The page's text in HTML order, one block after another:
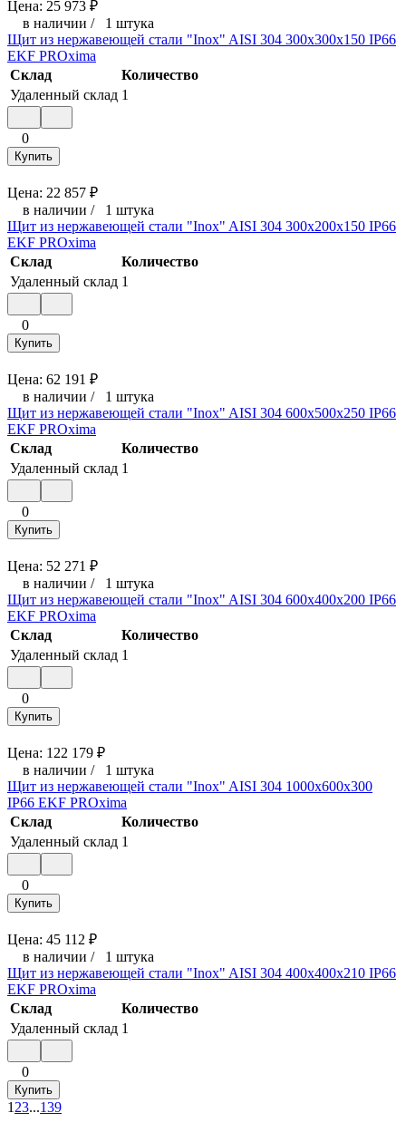
Цена: 25 973 ₽
в наличии / 1 штука
Щит из нержавеющей стали "Inox" AISI 304 300х300х150 IP66
EKF PROxima
Склад
Количество
Удаленный склад 1
0
Купить
Цена: 22 857 ₽
в наличии / 1 штука
Щит из нержавеющей стали "Inox" AISI 304 300х200х150 IP66
EKF PROxima
Склад
Количество
Удаленный склад 1
0
Купить
Цена: 62 191 ₽
в наличии / 1 штука
Щит из нержавеющей стали "Inox" AISI 304 600х500х250 IP66
EKF PROxima
Склад
Количество
Удаленный склад 1
0
Купить
Цена: 52 271 ₽
в наличии / 1 штука
Щит из нержавеющей стали "Inox" AISI 304 600х400х200 IP66
EKF PROxima
Склад
Количество
Удаленный склад 1
0
Купить
Цена: 122 179 ₽
в наличии / 1 штука
Щит из нержавеющей стали "Inox" AISI 304 1000х600х300
IP66 EKF PROxima
Склад
Количество
Удаленный склад 1
0
Купить
Цена: 45 112 ₽
в наличии / 1 штука
Щит из нержавеющей стали "Inox" AISI 304 400х400х210 IP66
EKF PROxima
Склад
Количество
Удаленный склад 1
0
Купить
1 23...139